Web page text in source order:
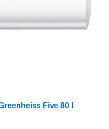
Five 80 l